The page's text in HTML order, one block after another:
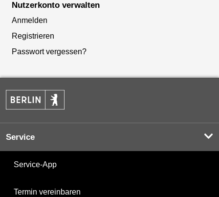
Nutzerkonto verwalten
Anmelden
Registrieren
Passwort vergessen?
Service
Service-App
Termin vereinbaren